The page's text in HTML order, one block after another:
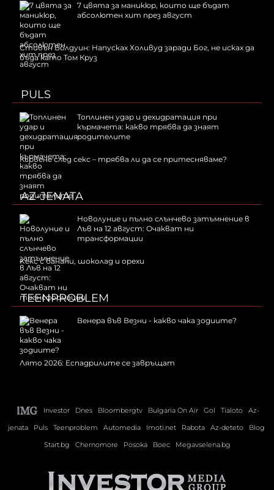
7 цвята за маникюр, които ще бъдат
абсолютен хит през август
Стивън Болдуин: Напусках Холивуд заради Бог, не исках да
бъда като Том Круз
PULS
Топлинен удар и дехидратация при
кърмачета: какво трябва да знаят
родителите
Кървене след секс – трябва ли да се притесняваме?
AZ-JENATA
Новолуние и пълно слънчево затъмнение в
Лъв на 12 август: Очакват ни
трансформации
Kекс с банани, шоколад и орехи
TEENPROBLEM
Венера във Везни - какво чака зодиите?
Лято 2026: Еспадрилите се завръщат
Investor Dnes Bloombergtv Bulgaria On Air Gol Tialoto
Az-
jenata
Puls Teenproblem Automedia Imoti.net Rabota Az-deteto
Blog
Start.bg
Chernomore Posoka Boec Megavselena.bg